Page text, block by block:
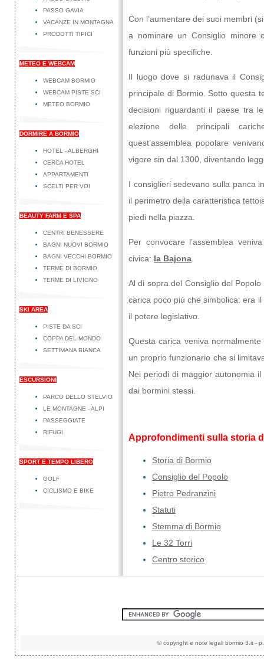
Con l’aumentare dei suoi membri
a nominare un Consiglio minore
funzioni più specifiche.
Il luogo dove si radunava il
principale di Bormio. Sotto questa
decisioni riguardanti il paese tra
elezione delle principali
quest’assemblea popolare
vigore sin dal 1300, diventando
I consiglieri sedevano sulla panca
il perimetro della caratteristica
piedi nella piazza.
Per convocare l’assemblea
civica: la Bajona
Al di sopra del Consiglio del
carica poco più che simbolica: era
il potere legislativo.
Questa carica veniva
un proprio funzionario che si
Nei periodi di maggior autonomia
dai bormini stessi.
Approfondimenti sulla storia
Storia di Bormio
Consiglio del Popolo
Pietro Pedranzini
Statuti
Stemma di Bormio
Le 32 Torri
Centro storico
PASSO GAVIA
VACANZE IN MONTAGNA
PRODOTTI TIPICI
METEO E WEBCAM
WEBCAM BORMIO
WEBCAM PISTE SCI
METEO BORMIO
DORMIRE A BORMIO
HOTEL - ALBERGHI
CERCA HOTEL
APPARTAMENTI
SCELTI PER VOI
BEAUTY FARM E SPA
CENTRI BENESSERE
BAGNI NUOVI BORMIO
BAGNI VECCHI BORMIO
TERME DI BORMIO
TERME DI LIVIGNO
SKI AREA
PISTE DA SCI
COPPA DEL MONDO
SETTIMANA BIANCA
ESCURSIONI
PARCO DELLO STELVIO
LE MONTAGNE - ALPI
PASSEGGIATE
RIFUGI
SPORT E TEMPO LIBERO
GOLF
CICLISMO E BIKE
©copyright e note legali bormio 3.it -